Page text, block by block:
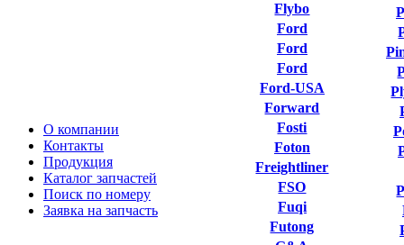
О компании
Контакты
Продукция
Каталог запчастей
Поиск по номеру
Заявка на запчасть
Flybo
Ford
Ford
Ford
Ford-USA
Forward
Fosti
Foton
Freightliner
FSO
Fuqi
Futong